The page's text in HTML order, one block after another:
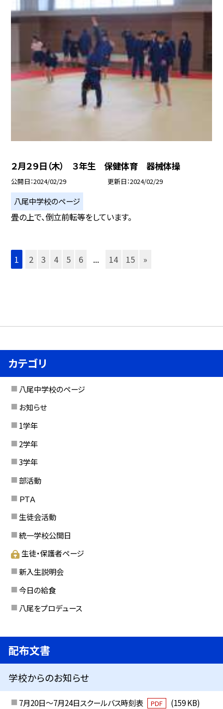
２月２９日（木） ３年生 保健体育 器械体操
公開日 2024/02/29 更新日 2024/02/29
八尾中学校のページ
畳の上で、倒立前転等をしています。
1 2 3 4 5 6 ... 14 15 »
カテゴリ
八尾中学校のページ
お知らせ
1学年
2学年
3学年
部活動
ＰＴＡ
生徒会活動
統一学校公開日
生徒・保護者ページ
新入生説明会
今日の給食
八尾をプロデュース
配布文書
学校からのお知らせ
7月20日～7月24日スクールバス時刻表 PDF
(159 KB)